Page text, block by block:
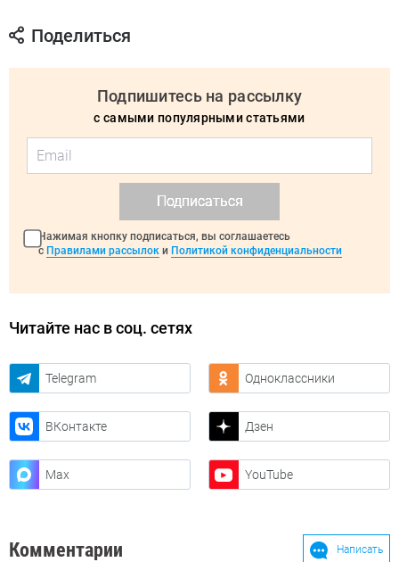
Поделиться
Подпишитесь на рассылку
с самыми популярными статьями
Подписаться
Нажимая кнопку подписаться, вы соглашаетесь
с Правилами рассылок и Политикой конфиденциальности
Читайте нас в соц. сетях
Telegram Одноклассники
ВКонтакте Дзен
Max YouTube
Комментарии Написать